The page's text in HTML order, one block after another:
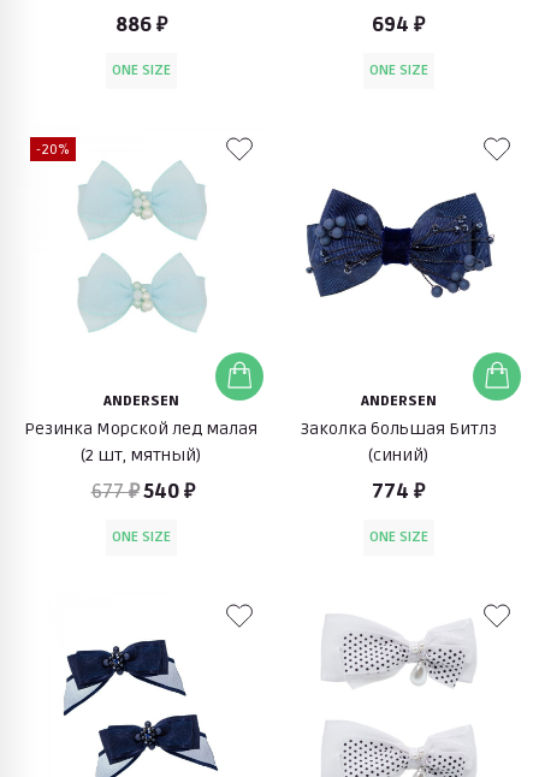
886 ₽
ONE SIZE
694 ₽
ONE SIZE
-20%
ANDERSEN
Резинка Морской лед малая
(2 шт, мятный)
677 ₽540 ₽
ONE SIZE
ANDERSEN
Заколка большая Битлз
(синий)
774 ₽
ONE SIZE